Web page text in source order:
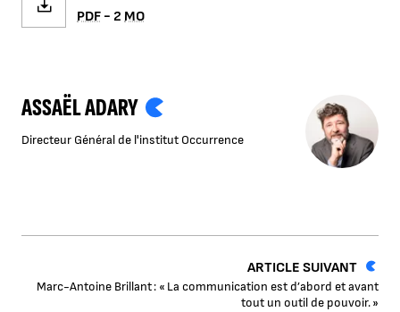
PDF - 2 MO
ASSAËL ADARY
Directeur Général de l'institut Occurrence
ARTICLE SUIVANT
Marc-Antoine Brillant : « La communication est d’abord et avant
tout un outil de pouvoir. »